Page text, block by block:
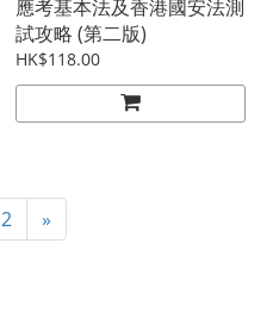
應考基本法及香港國安法測
試攻略 (第二版)
HK$118.00
2 »